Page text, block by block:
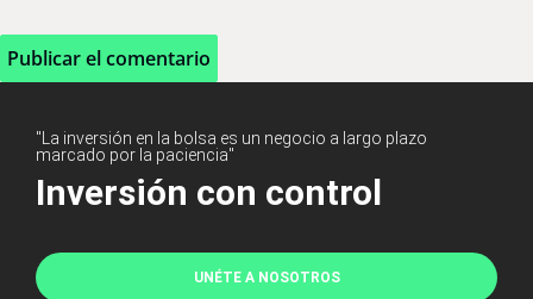
"La inversión en la bolsa es un negocio a largo plazo
marcado por la paciencia"
Inversión con control
UNÉTE A NOSOTROS